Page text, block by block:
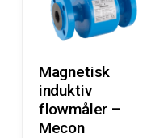
Læs Mere
Magnetisk
induktiv
flowmåler –
Mecon